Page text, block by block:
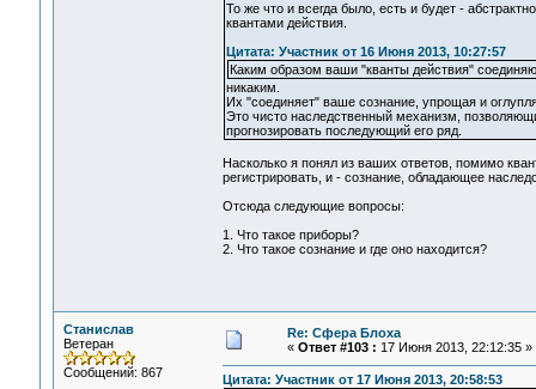
То же что и всегда было, есть и будет -
квантами действия.
Цитата: Участник от 16 Июня 2013, 10:27:57
Каким образом ваши "кванты действия"
никаким.
Их "соединяет" ваше сознание, упрощая и
Это чисто наследственный механизм,
прогнозировать последующий его ряд.
Насколько я понял из ваших ответов, помимо
регистрировать, и - сознание, обладающее
Отсюда следующие вопросы:
1. Что такое приборы?
2. Что такое сознание и где оно находится?
Станислав
Ветеран
Сообщений: 867
Re: Сфера Блоха
« Ответ #103 : 17 Июня 2013, 22:12:35 »
Цитата: Участник от 17 Июня 2013, 20:58:53